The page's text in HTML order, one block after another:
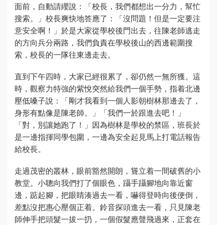
面前，自動請纓說：「校長，我們都想出一分力，幫忙
搜索。」校長爽快地答應了：「沒問題！但是一定要注
意安全啊！」於是大家從學校後門出去，往陳老師逃走
的方向兵分兩路，我們負責在學校後山的西邊範圍搜
索，校長的一隊往東邊走去。
直到下午四時，大家已經很累了，卻仍然一無所獲。這
時，觀察力特強的紫悅突然給我們一個手勢，指着北邊
壓低嗓子說：「剛才我看到一個人影朝樹林那邊去了，
身形有點像是陳老師。」「我們一於跟進去吧！」
「對，別讓她跑了！」因為樹林是學校的禁區，班長於
是一邊指揮同學包圍，一邊為安全起見馬上打電話報告
給校長。
走過茂密的叢林，眼前豁然開朗，聳立着一間破舊的小
教堂。小聰向我們打了個眼色，躡手躡腳地向靠近窗
邊，踮起腳，把眼睛湊過去一看，嚇得登時向後便倒，
差點沒把惠心壓個正着。鈴音探頭進去一看，只見陳老
師伸手把頭髮一拔一扔，一個假髮應聲飛過來，正套在